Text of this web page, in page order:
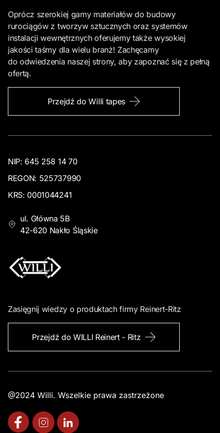
Oprócz szerokiej gamy materiałów do budowy
rurociągów z tworzyw sztucznych oraz systemów
instalacji wewnętrznych oferujemy także wysokiej
jakości taśmy dla wielu branż! Zachęcamy
do odwiedzenia naszej strony, aby zapoznać się z pełną
ofertą.
Przejdź do Willi tapes
NIP: 645 258 14 70
REGON: 525737990
KRS: 0001044241
ul. Główna 5B
42-620 Nakło Śląskie
Zasięgnij wiedzy o produktach firmy Reinert-Ritz
Przejdź do WILLI Reinert - Ritz
@2024 Willi. Wszelkie prawa zastrzeżone